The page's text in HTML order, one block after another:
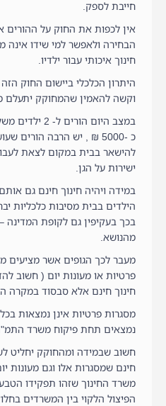
חייבת לספק.
אין לכפות את החוק על ההורים
הבחירה ולאפשר למי שידו אינה
חינוך איכותי עבור ילדיו.
היתרון הכלכלי ביישום החוק
וקשה להאמין שהמחוקק יתעלם
במצב היום
כ -5000 ₪ , יש הרבה הורים
להישאר בבית במקום לצאת
ישירות על הגן.
במידה ויהיה חינוך חינם גם
הילדים בבית מסיבות כלכליות
בכך בעקיפין גם לקופת המדינה
מהנושא.
פרטיות או מעונות יום ( חשוב
חינוך חינם אלא סבסוד במקרה
מסגרות פרטיות אינן נמצאות
נמצאים תחת פיקוח משרד
חשוב שבמידה ומהחוקק יחליט
חינם שמסגרות אלו וגם מעונות
משרד החינוך שזהו תפקידו
הפיצול הלקוי בין המשרדים